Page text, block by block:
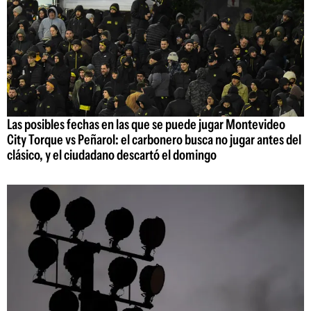
Las posibles fechas en las que se puede jugar Montevideo
City Torque vs Peñarol: el carbonero busca no jugar antes del
clásico, y el ciudadano descartó el domingo